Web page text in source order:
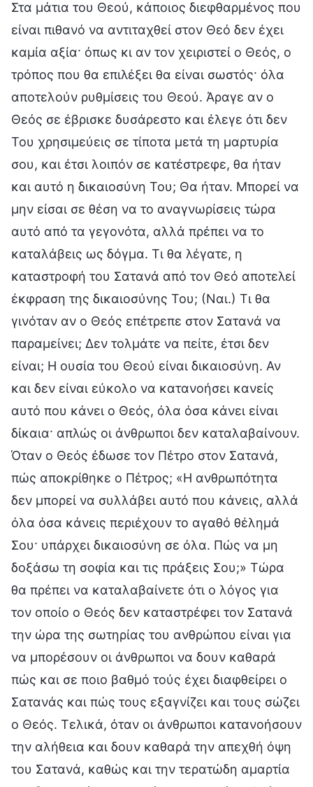
Στα μάτια του Θεού, κάποιος διεφθαρμένος που
είναι πιθανό να αντιταχθεί στον Θεό δεν έχει
καμία αξία· όπως κι αν τον χειριστεί ο Θεός, ο
τρόπος που θα επιλέξει θα είναι σωστός· όλα
αποτελούν ρυθμίσεις του Θεού. Άραγε αν ο
Θεός σε έβρισκε δυσάρεστο και έλεγε ότι δεν
Του χρησιμεύεις σε τίποτα μετά τη μαρτυρία
σου, και έτσι λοιπόν σε κατέστρεφε, θα ήταν
και αυτό η δικαιοσύνη Του; Θα ήταν. Μπορεί να
μην είσαι σε θέση να το αναγνωρίσεις τώρα
αυτό από τα γεγονότα, αλλά πρέπει να το
καταλάβεις ως δόγμα. Τι θα λέγατε, η
καταστροφή του Σατανά από τον Θεό αποτελεί
έκφραση της δικαιοσύνης Του; (Ναι.) Τι θα
γινόταν αν ο Θεός επέτρεπε στον Σατανά να
παραμείνει; Δεν τολμάτε να πείτε, έτσι δεν
είναι; Η ουσία του Θεού είναι δικαιοσύνη. Αν
και δεν είναι εύκολο να κατανοήσει κανείς
αυτό που κάνει ο Θεός, όλα όσα κάνει είναι
δίκαια· απλώς οι άνθρωποι δεν καταλαβαίνουν.
Όταν ο Θεός έδωσε τον Πέτρο στον Σατανά,
πώς αποκρίθηκε ο Πέτρος; «Η ανθρωπότητα
δεν μπορεί να συλλάβει αυτό που κάνεις, αλλά
όλα όσα κάνεις περιέχουν το αγαθό θέλημά
Σου· υπάρχει δικαιοσύνη σε όλα. Πώς να μη
δοξάσω τη σοφία και τις πράξεις Σου;» Τώρα
θα πρέπει να καταλαβαίνετε ότι ο λόγος για
τον οποίο ο Θεός δεν καταστρέφει τον Σατανά
την ώρα της σωτηρίας του ανθρώπου είναι για
να μπορέσουν οι άνθρωποι να δουν καθαρά
πώς και σε ποιο βαθμό τούς έχει διαφθείρει ο
Σατανάς και πώς τους εξαγνίζει και τους σώζει
ο Θεός. Τελικά, όταν οι άνθρωποι κατανοήσουν
την αλήθεια και δουν καθαρά την απεχθή όψη
του Σατανά, καθώς και την τερατώδη αμαρτία